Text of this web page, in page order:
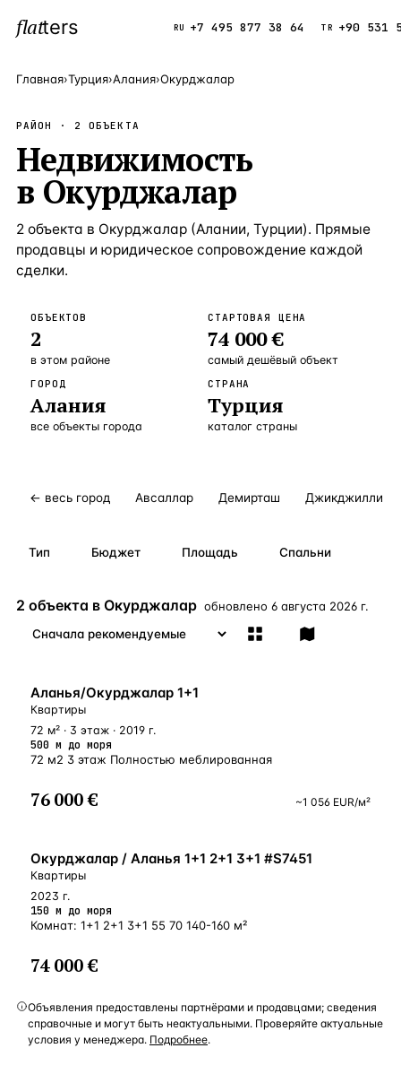
flatters RU +7 495 877 38 64 TR +90 531
ПОПУЛЯРНЫЕ НАПРАВЛЕНИЯ
Турция
Россия
Кипр —Страна 3 906
Греция —
Сочи —Локация Россия · 3
Алания
Бангкок — Локация
Стамбул —Локация Турция · 2
ВСЕ НАПРАВЛЕНИЯ →
Главная›Турция›Алания›Окурджалар
РАЙОН · 2 ОБЪЕКТА
Недвижимость
в Окурджалар
2 объекта в Окурджалар (Алании, Турции). Прямые
продавцы и юридическое сопровождение каждой
сделки.
ОБЪЕКТОВ
2
в этом районе
СТАРТОВАЯ ЦЕНА
74 000 €
самый дешёвый объект
ГОРОД
Алания
все объекты города
СТРАНА
Турция
каталог страны
← весь город Авсаллар Демирташ Джикджилли
Тип Бюджет Площадь Спальни
2 объекта в Окурджалар обновлено 6 августа 2026 г.
У МОРЯ
Аланья/Окурджалар 1+1
Квартиры
72 м² · 3 этаж · 2019 г.
500 м до моря
72 м2 3 этаж Полностью меблированная
76 000 € ~1 056 EUR/м²
У МОРЯ
Окурджалар / Аланья 1+1 2+1 3+1 #S7451
Квартиры
2023 г.
150 м до моря
Комнат: 1+1 2+1 3+1 55 70 140-160 м²
74 000 €
Объявления предоставлены партнёрами и продавцами; сведения
справочные и могут быть неактуальными. Проверяйте актуальные
условия у менеджера. Подробнее.